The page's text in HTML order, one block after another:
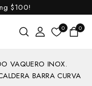
$100!
0 0
VAQUERO INOX.
BARRA CURVA